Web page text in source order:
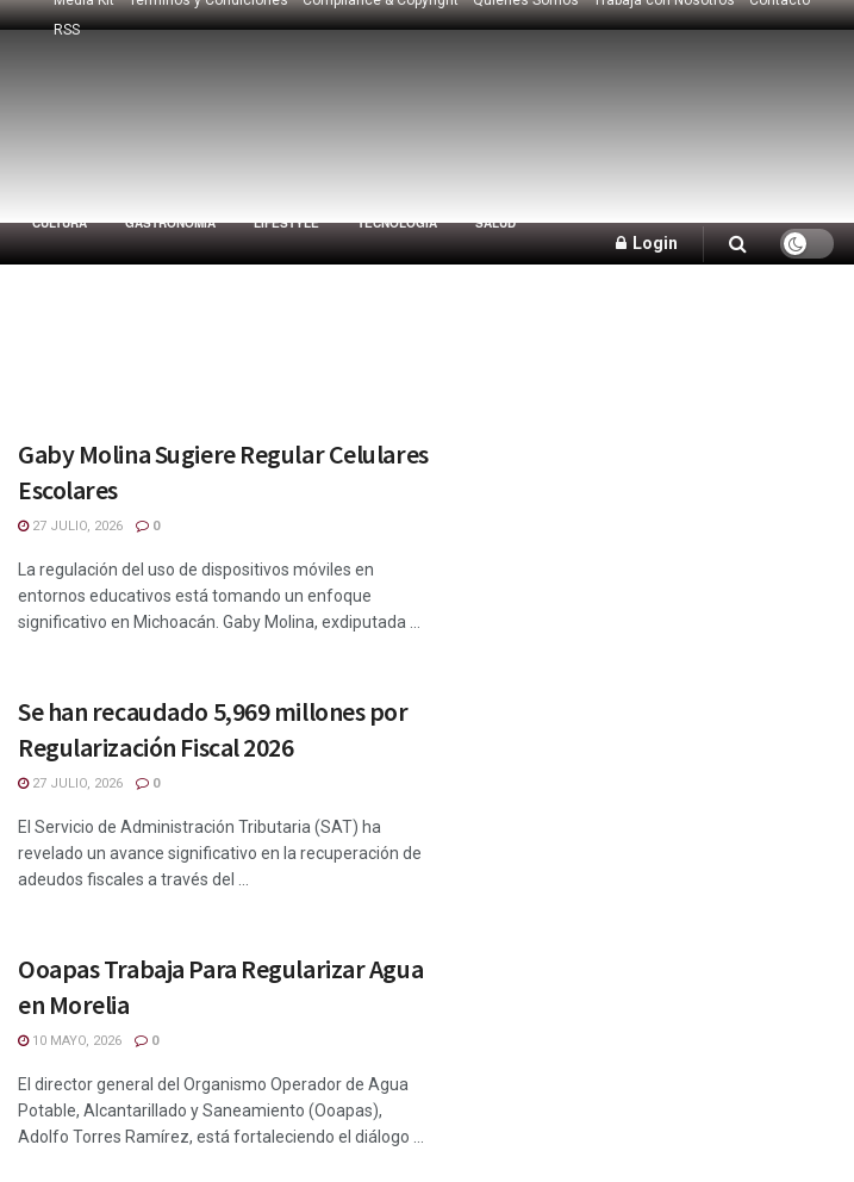
RSS
CULTURA GASTRONOMÍA LIFESTYLE TECNOLOGÍA SALUD
Login
Gaby Molina Sugiere Regular Celulares
Escolares
27 JULIO, 2026 0
La regulación del uso de dispositivos móviles en
entornos educativos está tomando un enfoque
significativo en Michoacán. Gaby Molina, exdiputada ...
Se han recaudado 5,969 millones por
Regularización Fiscal 2026
27 JULIO, 2026 0
El Servicio de Administración Tributaria (SAT) ha
revelado un avance significativo en la recuperación de
adeudos fiscales a través del ...
Ooapas Trabaja Para Regularizar Agua
en Morelia
10 MAYO, 2026 0
El director general del Organismo Operador de Agua
Potable, Alcantarillado y Saneamiento (Ooapas),
Adolfo Torres Ramírez, está fortaleciendo el diálogo ...